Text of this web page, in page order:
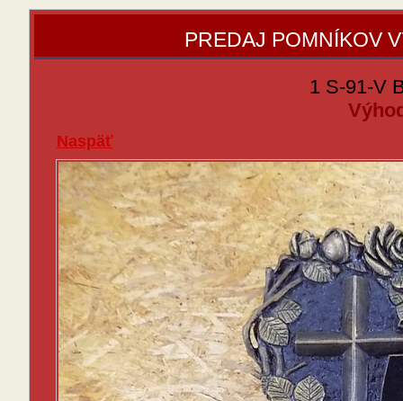
PREDAJ POMNÍKOV
1 S-91-V
Naspäť